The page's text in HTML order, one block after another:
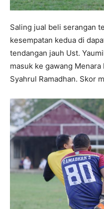
Saling jual beli serangan
kesempatan kedua di
tendangan jauh Ust.
masuk ke gawang
Syahrul Ramadhan. Skor